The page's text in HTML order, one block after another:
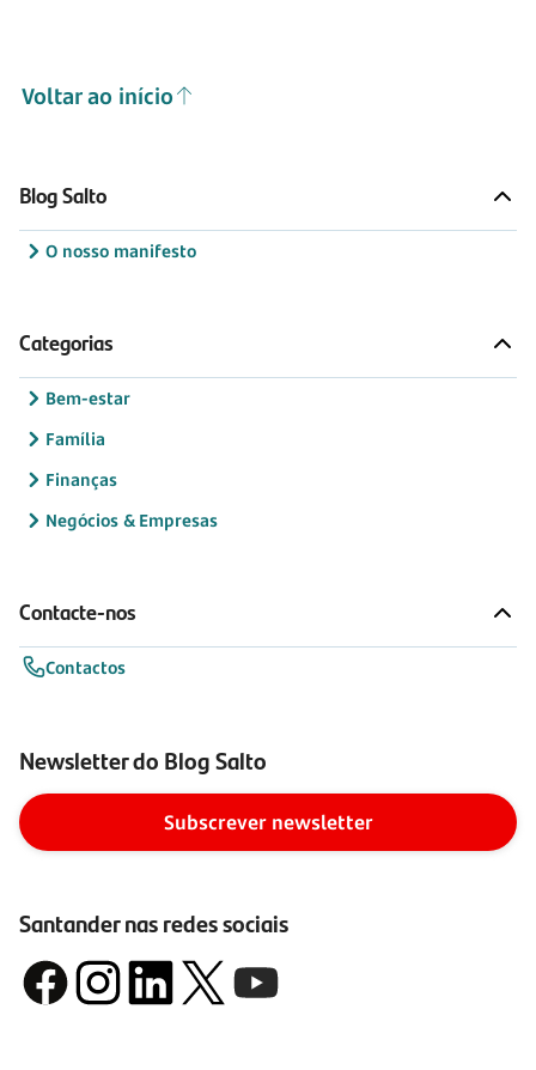
Voltar ao início
Blog Salto
O nosso manifesto
Categorias
Bem-estar
Família
Finanças
Negócios & Empresas
Contacte-nos
Contactos
Newsletter do Blog Salto
Subscrever newsletter
Santander nas redes sociais